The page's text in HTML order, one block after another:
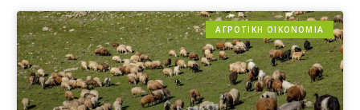
ΑΓΡΟΤΙΚΗ ΟΙΚΟΝΟΜΙΑ